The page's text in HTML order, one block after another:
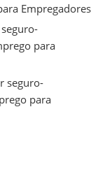
Empregadores
para
seguro-
para